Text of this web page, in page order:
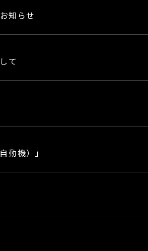
知らせ
て
動機）」